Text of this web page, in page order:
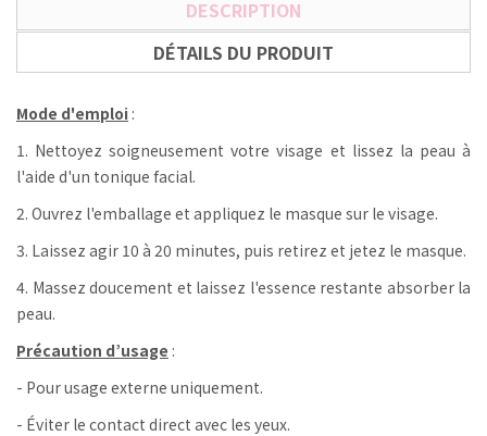
DESCRIPTION
DÉTAILS DU PRODUIT
Mode d'emploi :
1. Nettoyez soigneusement votre visage et lissez la peau à
l'aide d'un tonique facial.
2. Ouvrez l'emballage et appliquez le masque sur le visage.
3. Laissez agir 10 à 20 minutes, puis retirez et jetez le masque.
4. Massez doucement et laissez l'essence restante absorber la
peau.
Précaution d’usage :
- Pour usage externe uniquement.
- Éviter le contact direct avec les yeux.